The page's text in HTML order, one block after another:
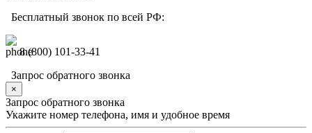
Бесплатный звонок по всей РФ:
8 (800) 101-33-41
Запрос обратного звонка
×
Запрос обратного звонка
Укажите номер телефона, имя и удобное время